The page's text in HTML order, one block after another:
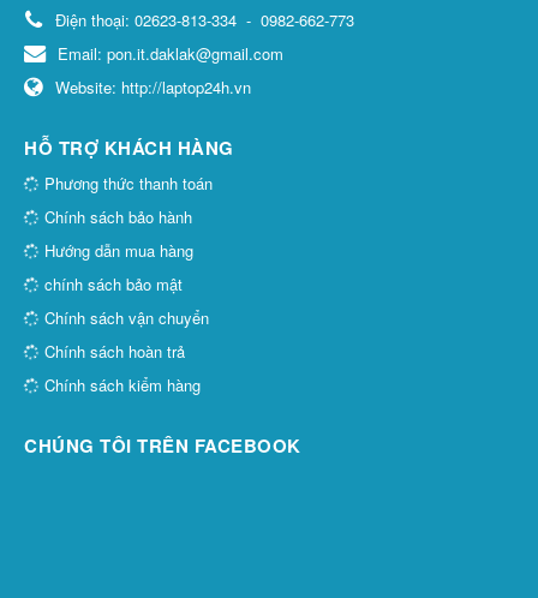
Điện thoại: 02623-813-334 - 0982-662-773
Email: pon.it.daklak@gmail.com
Website: http://laptop24h.vn
HỖ TRỢ KHÁCH HÀNG
Phương thức thanh toán
Chính sách bảo hành
Hướng dẫn mua hàng
chính sách bảo mật
Chính sách vận chuyển
Chính sách hoàn trả
Chính sách kiểm hàng
CHÚNG TÔI TRÊN FACEBOOK